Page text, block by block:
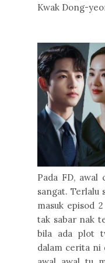
Kwak Dong-
Pada FD,
sangat. Terlalu
masuk episod
tak sabar nak
bila ada plot
dalam cerita ni